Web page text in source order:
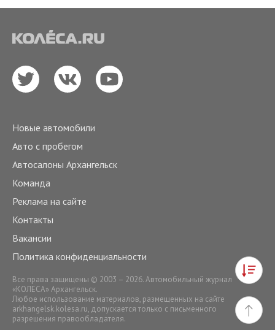
Новые автомобили
Авто с пробегом
Автосалоны Архангельск
Команда
Реклама на сайте
Контакты
Вакансии
Политика конфиденциальности
Все права защищены © 2003 – 2026. Автомобильный журнал
«КОЛЕСА» Архангельск.
Любое использование материалов, размещенных на сайте
arkhangelsk.kolesa.ru, допускается только с письменного
разрешения правообладателя.